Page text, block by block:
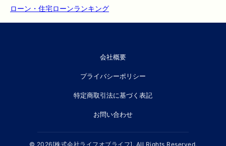
ローン・住宅ローンランキング
会社概要
プライバシーポリシー
特定商取引法に基づく表記
お問い合わせ
© 2026[株式会社ライフオブライフ]. All Rights Reserved.